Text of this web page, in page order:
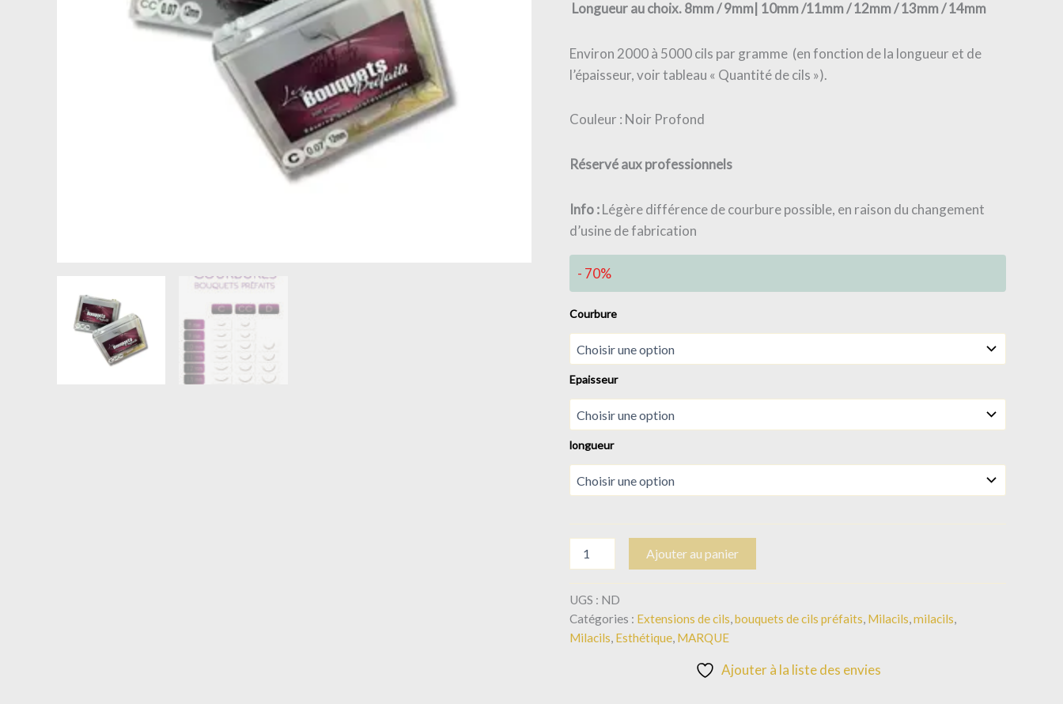
Longueur au choix. 8mm / 9mm| 10mm /11mm / 12mm / 13mm / 14mm
Environ 2000 à 5000 cils par gramme (en fonction de la longueur et de
l’épaisseur, voir tableau « Quantité de cils »).
Couleur : Noir Profond
Réservé aux professionnels
Info :Légère différence de courbure possible, en raison du changement
d’usine de fabrication
- 70%
Courbure
Epaisseur
longueur
Ajouter au panier
UGS : ND
Catégories : Extensions de cils,bouquets de cils préfaits, Milacils,milacils,
Milacils, Esthétique, MARQUE
Ajouter à la liste des envies